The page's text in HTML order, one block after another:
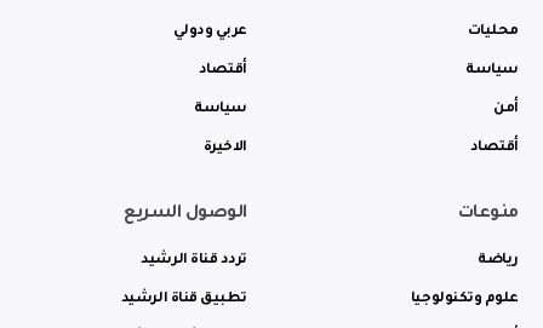
محليات
سياسة
أمن
أقتصاد
عربي ودولي
أقتصاد
سياسة
الاخيرة
منوعات
رياضة
علوم وتكنولوجيا
الوصول السريع
تردد قناة الرشيد
تطبيق قناة الرشيد